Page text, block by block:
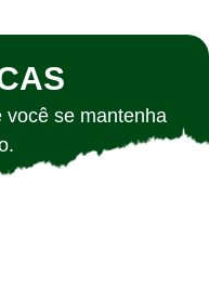
você se mantenha